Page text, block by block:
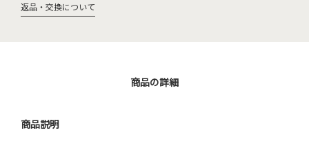
返品・交換について
商品の詳細
商品説明